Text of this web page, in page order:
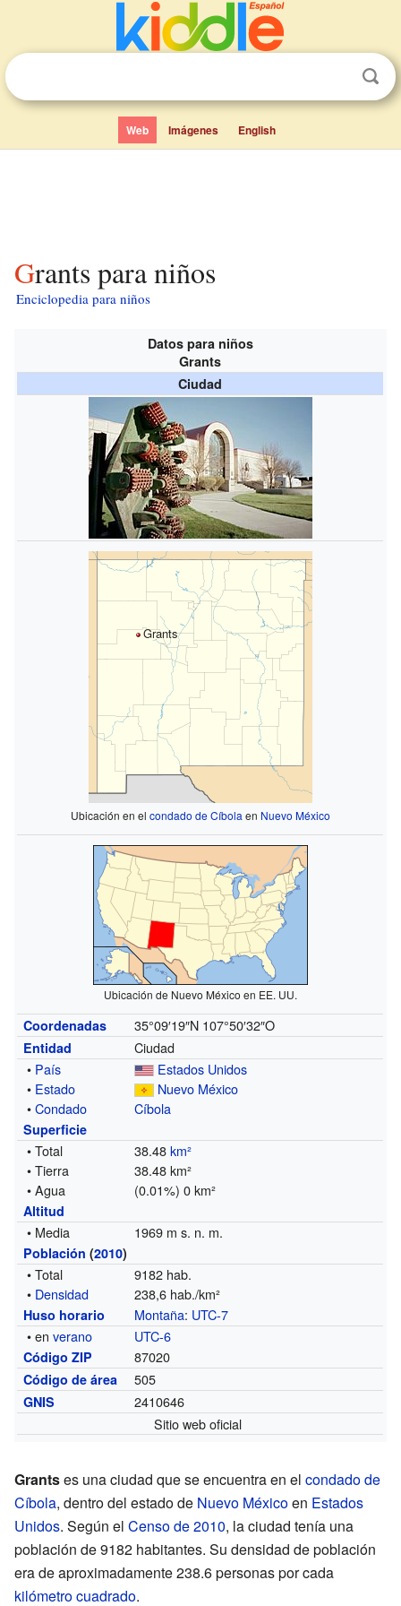
Web Imágenes English
Grants para niños
Enciclopedia para niños
Datos para niños
Grants
Ciudad
Grants
Ubicación en el condado de Cíbola en Nuevo México
Ubicación de Nuevo México en EE. UU.
Coordenadas 35°09′19″N 107°50′32″O
Entidad
Ciudad
• País
Estados Unidos
• Estado
Nuevo México
•Condado Cíbola
Superficie
• Total 38.48km²
• Tierra
38.48 km²
• Agua
(0.01%) 0 km²
Altitud
• Media 1969 m s. n. m.
Población (2010)
• Total
9182 hab.
• Densidad 238,6 hab./km²
Huso horario Montaña: UTC-7
• enverano UTC-6
Código ZIP 87020
Código de área 505
GNIS
2410646
Sitio web oficial
Grantses una ciudad que se encuentra en el condado de
Cíbola, dentro del estado de Nuevo Méxicoen Estados
Unidos. Según el Censo de 2010, la ciudad tenía una
población de 9182 habitantes. Su densidad de población
era de aproximadamente 238.6 personas por cada
kilómetro cuadrado.